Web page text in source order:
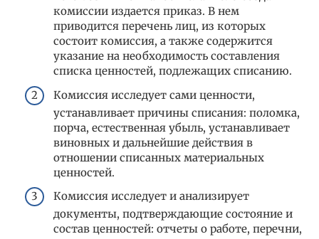
комиссии издается приказ. В нем
приводится перечень лиц, из которых
состоит комиссия, а также содержится
указание на необходимость составления
списка ценностей, подлежащих списанию.
Комиссия исследует сами ценности,
устанавливает причины списания: поломка,
порча, естественная убыль, устанавливает
виновных и дальнейшие действия в
отношении списанных материальных
ценностей.
Комиссия исследует и анализирует
документы, подтверждающие состояние и
состав ценностей: отчеты о работе, перечни,